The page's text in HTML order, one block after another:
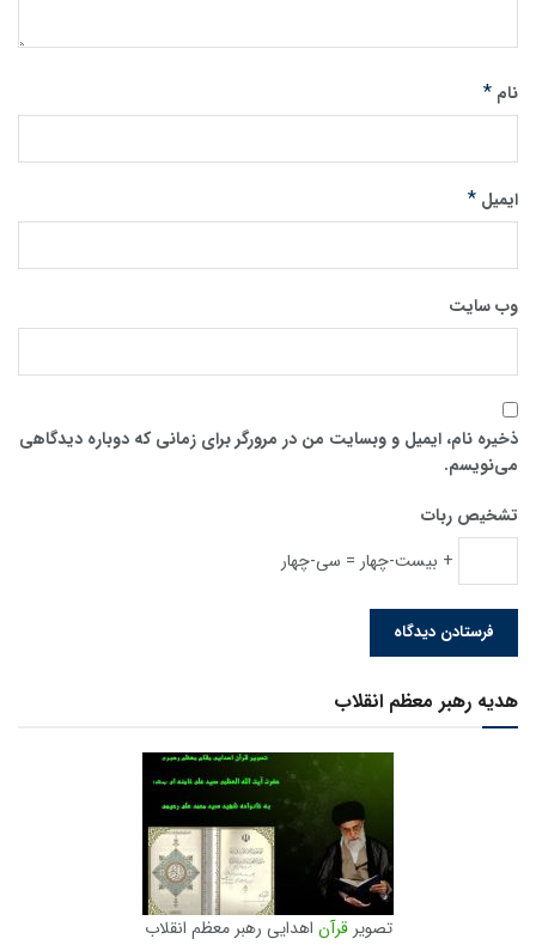
نام *
ایمیل *
وب‌ سایت
ذخیره نام، ایمیل و وبسایت من در مرورگر برای زمانی که دوباره دیدگاهی
می‌نویسم.
تشخیص ربات
+ بیست-چهار = سی-چهار
هدیه رهبر معظم انقلاب
تصویرقرآن اهدایی رهبر معظم انقلاب